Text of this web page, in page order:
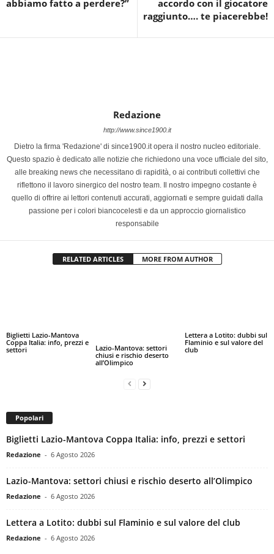
abbiamo fatto a perdere?”
accordo con il giocatore
raggiunto…. te piacerebbe!
Redazione
http://www.since1900.it
Dietro la firma 'Redazione' di since1900.it opera il nostro nucleo editoriale.
Questo spazio è dedicato alle notizie che richiedono una voce ufficiale del sito,
alle breaking news che necessitano di rapidità, o ai contributi collettivi che
riflettono il lavoro sinergico del nostro team. Il nostro impegno costante è
quello di offrire ai lettori contenuti accurati, aggiornati e sempre guidati dalla
passione per i colori biancocelesti e da un approccio giornalistico
responsabile
RELATED ARTICLES MORE FROM AUTHOR
Biglietti Lazio-Mantova
Coppa Italia: info, prezzi e
settori
Lazio-Mantova: settori
chiusi e rischio deserto
all’Olimpico
Lettera a Lotito: dubbi sul
Flaminio e sul valore del
club
Popolari
Biglietti Lazio-Mantova Coppa Italia: info, prezzi e settori
Redazione - 6 Agosto 2026
Lazio-Mantova: settori chiusi e rischio deserto all’Olimpico
Redazione - 6 Agosto 2026
Lettera a Lotito: dubbi sul Flaminio e sul valore del club
Redazione - 6 Agosto 2026